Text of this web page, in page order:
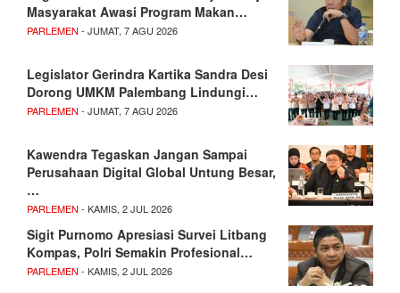
Masyarakat Awasi Program Makan…
PARLEMEN - JUMAT, 7 AGU 2026
Legislator Gerindra Kartika Sandra Desi
Dorong UMKM Palembang Lindungi…
PARLEMEN - JUMAT, 7 AGU 2026
Kawendra Tegaskan Jangan Sampai
Perusahaan Digital Global Untung Besar,
…
PARLEMEN - KAMIS, 2 JUL 2026
Sigit Purnomo Apresiasi Survei Litbang
Kompas, Polri Semakin Profesional…
PARLEMEN - KAMIS, 2 JUL 2026